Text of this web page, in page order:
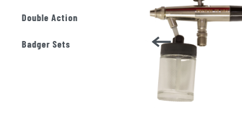
Double Action
Badger Sets